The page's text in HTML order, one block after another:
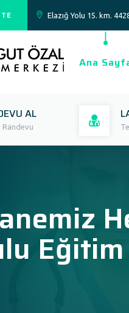
Elazığ Yolu 15. km.
Ana
AL
Randevu